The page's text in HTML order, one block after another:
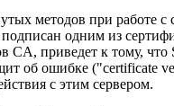
методов при работе с
одним из
CA, приведет к тому, что
об ошибке ("certificate
с этим сервером.